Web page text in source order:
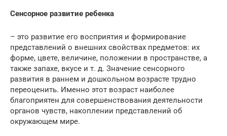
Сенсорное развитие ребенка
– это развитие его восприятия и формирование
представлений о внешних свойствах предметов: их
форме, цвете, величине, положении в пространстве, а
также запахе, вкусе и т. д. Значение сенсорного
развития в раннем и дошкольном возрасте трудно
переоценить. Именно этот возраст наиболее
благоприятен для совершенствования деятельности
органов чувств, накоплении представлений об
окружающем мире.